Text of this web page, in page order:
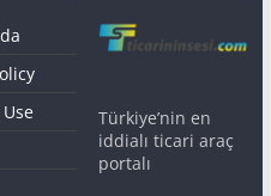
Türkiye’nin en
iddialı ticari araç
portalı